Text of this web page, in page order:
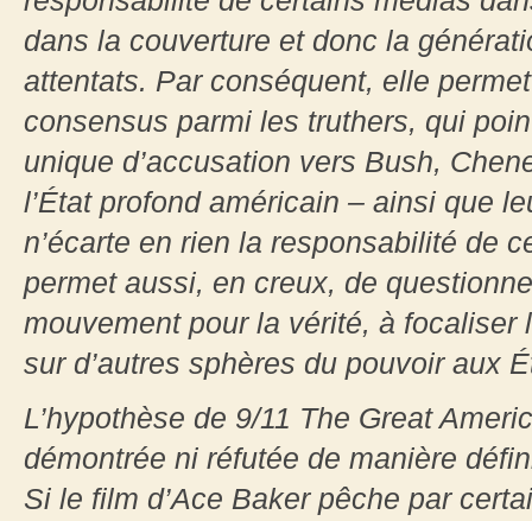
dans la couverture et donc la
attentats. Par conséquent, elle
consensus parmi les truthers, qui
unique d’accusation vers Bush,
l’État profond américain – ainsi que
n’écarte en rien la responsabilité de
permet aussi, en creux, de
mouvement pour la vérité, à focaliser
sur d’autres sphères du pouvoir aux
L’hypothèse de 9/11 The Great
démontrée ni réfutée de manière
Si le film d’Ace Baker pêche par